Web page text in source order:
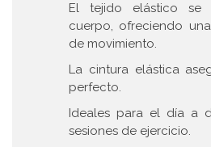
El tejido elástico
cuerpo, ofreciendo
de movimiento.
La cintura elástica
perfecto.
Ideales para el día a
sesiones de ejercicio.